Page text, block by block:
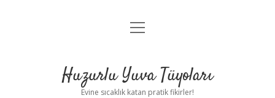
Anasayfa
Yasal Uyarı
menüyü
Huzurlu Yuva Tüyoları
Evine sıcaklık katan pratik fikirler!